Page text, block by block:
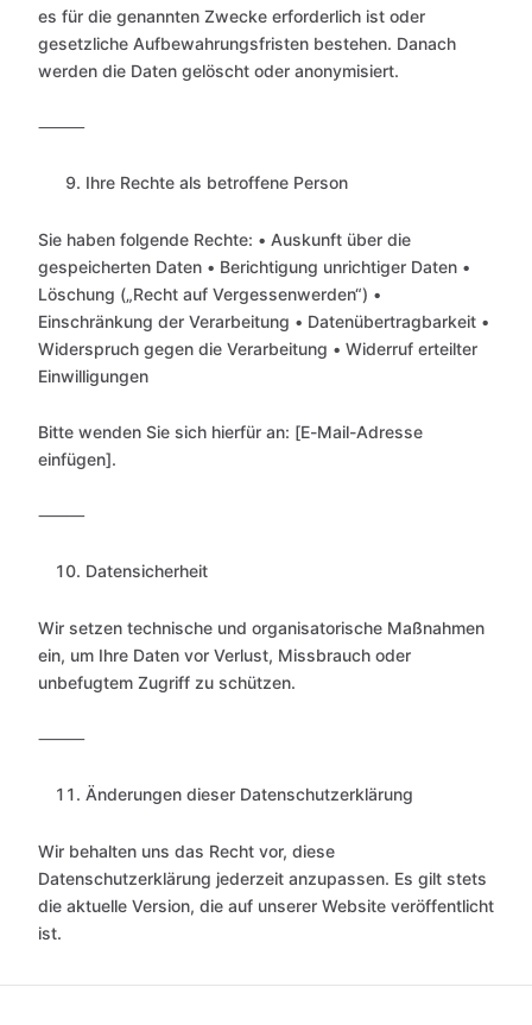
es für die genannten Zwecke erforderlich ist oder
gesetzliche Aufbewahrungsfristen bestehen. Danach
werden die Daten gelöscht oder anonymisiert.
⸻
Ihre Rechte als betroffene Person
Sie haben folgende Rechte: • Auskunft über die
gespeicherten Daten • Berichtigung unrichtiger Daten •
Löschung („Recht auf Vergessenwerden“) •
Einschränkung der Verarbeitung • Datenübertragbarkeit •
Widerspruch gegen die Verarbeitung • Widerruf erteilter
Einwilligungen
Bitte wenden Sie sich hierfür an: [E-Mail-Adresse
einfügen].
⸻
Datensicherheit
Wir setzen technische und organisatorische Maßnahmen
ein, um Ihre Daten vor Verlust, Missbrauch oder
unbefugtem Zugriff zu schützen.
⸻
Änderungen dieser Datenschutzerklärung
Wir behalten uns das Recht vor, diese
Datenschutzerklärung jederzeit anzupassen. Es gilt stets
die aktuelle Version, die auf unserer Website veröffentlicht
ist.